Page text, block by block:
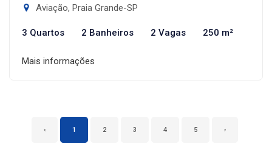
Aviação, Praia Grande-SP
3 Quartos 2 Banheiros 2 Vagas 250 m²
Mais informações
‹ 1 2 3 4 5 ›